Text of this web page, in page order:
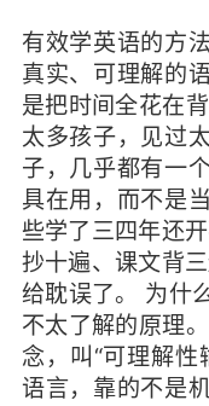
有效学英语的方
真实、可理解的
是把时间全花在
太多孩子，见过
子，几乎都有一
具在用，而不是
些学了三四年还
抄十遍、课文背
给耽误了。 为什
不太了解的原理
念，叫“可理解性
语言，靠的不是